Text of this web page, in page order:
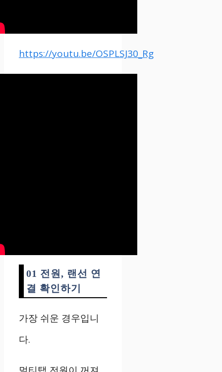
https://youtu.be/OSPLSJ30_Rg
01 전원, 랜선 연
결 확인하기
가장 쉬운 경우입니
다.